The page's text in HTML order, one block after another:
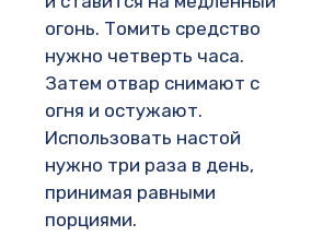
огонь. Томить средство
нужно четверть часа.
Затем отвар снимают с
огня и остужают.
Использовать настой
нужно три раза в день,
принимая равными
порциями.